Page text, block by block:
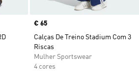
Price
€ 65
Calças De Treino Stadium Com 3
Riscas
Mulher Sportswear
4 cores